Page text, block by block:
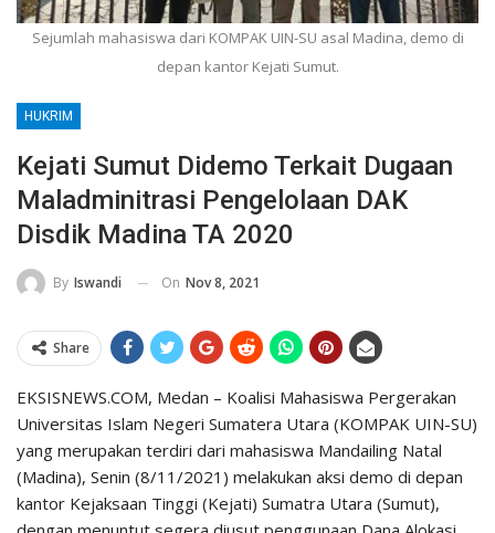
Sejumlah mahasiswa dari KOMPAK UIN-SU asal Madina, demo di
depan kantor Kejati Sumut.
HUKRIM
Kejati Sumut Didemo Terkait Dugaan
Maladminitrasi Pengelolaan DAK
Disdik Madina TA 2020
By Iswandi On Nov 8, 2021
Share
EKSISNEWS.COM, Medan – Koalisi Mahasiswa Pergerakan
Universitas Islam Negeri Sumatera Utara (KOMPAK UIN-SU)
yang merupakan terdiri dari mahasiswa Mandailing Natal
(Madina), Senin (8/11/2021) melakukan aksi demo di depan
kantor Kejaksaan Tinggi (Kejati) Sumatra Utara (Sumut),